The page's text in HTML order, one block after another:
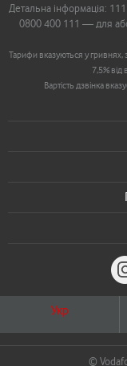
Детальна інформація:
0800 400 111 — для
Тарифи вказуються у гривнях,
7,5% від
Вартість дзвінка
Укр
©